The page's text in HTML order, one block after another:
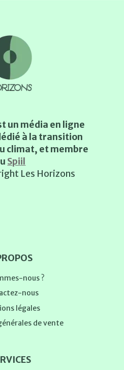
un média en ligne
à la transition
climat, et membre
Spiil
Les Horizons
nous ?
nous
légales
de vente